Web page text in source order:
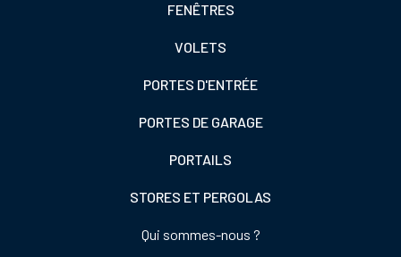
FENÊTRES
VOLETS
PORTES D'ENTRÉE
PORTES DE GARAGE
PORTAILS
STORES ET PERGOLAS
Qui sommes-nous ?